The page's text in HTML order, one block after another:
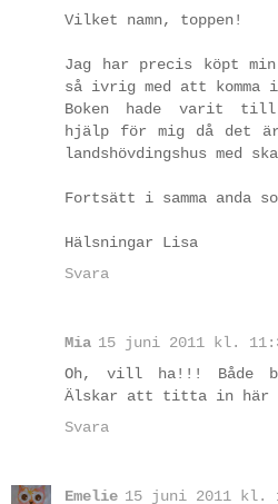
Vilket namn, toppen!
Jag har precis köpt
så ivrig med att
Boken hade varit
hjälp för mig då det
landshövdingshus med
Fortsätt i samma anda
Hälsningar Lisa
Svara
Mia 15 juni 2011 kl.
Oh, vill ha!!! Både
Älskar att titta in här
Svara
Emelie 15 juni 2011 kl.